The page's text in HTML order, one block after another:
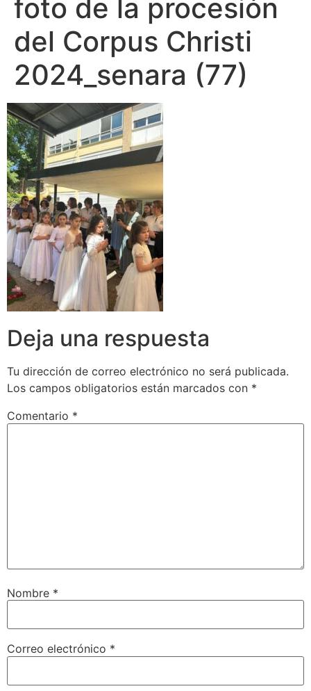
foto de la procesión
del Corpus Christi
2024_senara (77)
Deja una respuesta
Tu dirección de correo electrónico no será publicada.
Los campos obligatorios están marcados con *
Comentario *
Nombre *
Correo electrónico *